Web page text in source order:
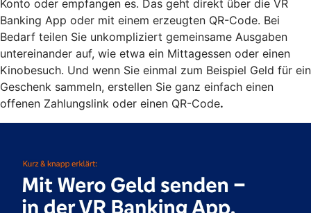
Konto oder empfangen es. Das geht direkt über die VR
Banking App oder mit einem erzeugten QR-Code. Bei
Bedarf teilen Sie unkompliziert gemeinsame Ausgaben
untereinander auf, wie etwa ein Mittagessen oder einen
Kinobesuch. Und wenn Sie einmal zum Beispiel Geld für ein
Geschenk sammeln, erstellen Sie ganz einfach einen
offenen Zahlungslink oder einen QR-Code.